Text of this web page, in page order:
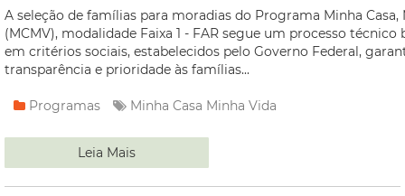
A seleção de famílias para moradias do Programa Minha Casa,
(MCMV), modalidade Faixa 1 - FAR segue um processo técnico
em critérios sociais, estabelecidos pelo Governo Federal,
transparência e prioridade às famílias...
Programas Minha Casa Minha Vida
Leia Mais